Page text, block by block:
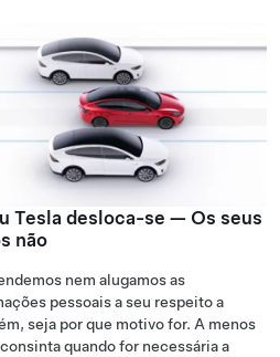
Tesla desloca-se — Os seus
não
nem alugamos as
pessoais a seu respeito a
seja por que motivo for. A menos
quando for necessária a